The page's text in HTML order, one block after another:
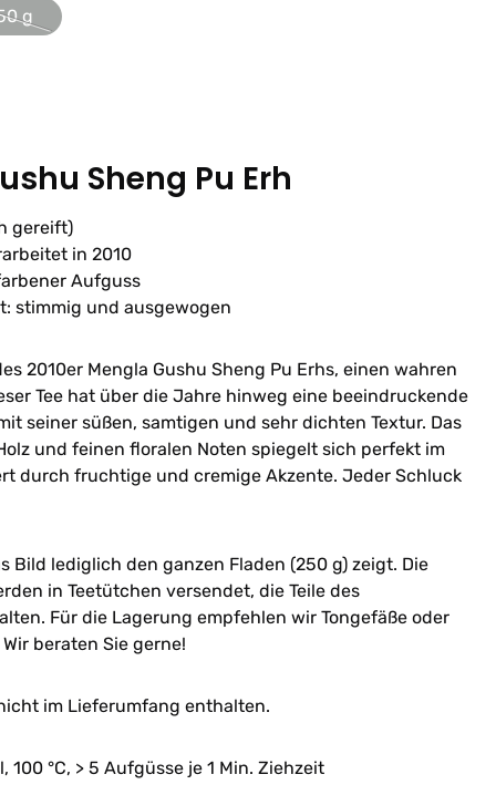
g
(Diese Option ist zurzeit nicht verfügbar.)
Sheng Pu Erh
gereift)
in 2010
Aufguss
stimmig und ausgewogen
2010er Mengla Gushu Sheng Pu Erhs, einen wahren
Tee hat über die Jahre hinweg eine beeindruckende
seiner süßen, samtigen und sehr dichten Textur. Das
und feinen floralen Noten spiegelt sich perfekt im
durch fruchtige und cremige Akzente. Jeder Schluck
Bild lediglich den ganzen Fladen (250 g) zeigt. Die
in Teetütchen versendet, die Teile des
Für die Lagerung empfehlen wir Tongefäße oder
beraten Sie gerne!
im Lieferumfang enthalten.
100 °C, > 5 Aufgüsse je 1 Min. Ziehzeit